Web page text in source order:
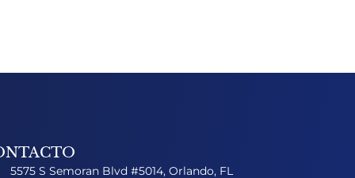
5575 S Semoran Blvd #5014, Orlando, FL